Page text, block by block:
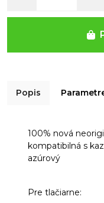
Popis
100% nová
kompatibilná s
azúrový
Pre tlačiarne: